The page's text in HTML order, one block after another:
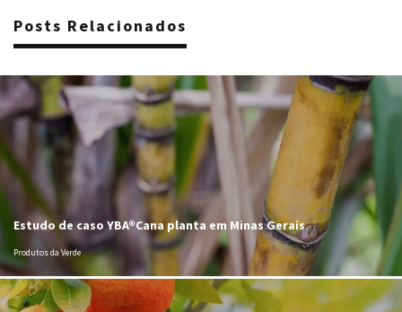
Posts Relacionados
Estudo de caso YBA®Cana planta em Minas Gerais
Produtos da Verde